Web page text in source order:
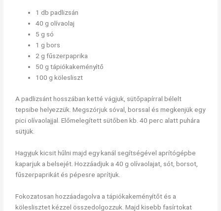
1 db padlizsán
40 g olívaolaj
5 g só
1 g bors
2 g fűszerpaprika
50 g tápiókakeményítő
100 g kölesliszt
A padlizsánt hosszában ketté vágjuk, sütőpapírral bélelt
tepsibe helyezzük. Megszórjuk sóval, borssal és megkenjük egy
pici olívaolajjal. Előmelegített sütőben kb. 40 perc alatt puhára
sütjük.
Hagyjuk kicsit hűlni majd egy kanál segítségével aprítógépbe
kaparjuk a belsejét. Hozzáadjuk a 40 g olívaolajat, sót, borsot,
fűszerpaprikát és pépesre aprítjuk.
Fokozatosan hozzáadagolva a tápiókakeményítőt és a
köleslisztet kézzel összedolgozzuk. Majd kisebb fasírtokat